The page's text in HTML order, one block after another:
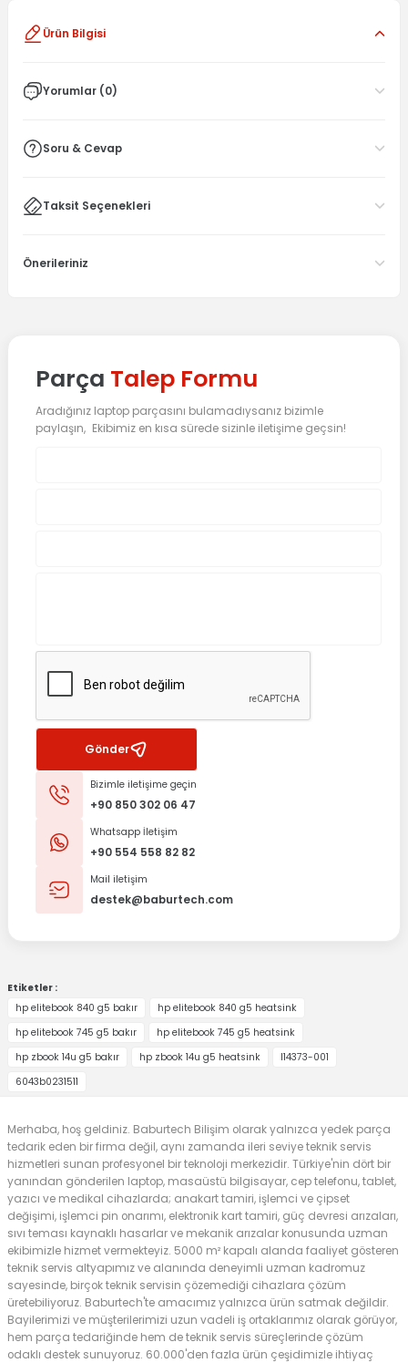
Ürün Bilgisi
Yorumlar (0)
Soru & Cevap
Taksit Seçenekleri
Önerileriniz
Parça Talep Formu
Aradığınız laptop parçasını bulamadıysanız bizimle
paylaşın, Ekibimiz en kısa sürede sizinle iletişime geçsin!
Gönder
Bizimle iletişime geçin
+90 850 302 06 47
Whatsapp İletişim
+90 554 558 82 82
Mail iletişim
destek@baburtech.com
Etiketler :
hp elitebook 840 g5 bakır
hp elitebook 840 g5 heatsink
hp elitebook 745 g5 bakır
hp elitebook 745 g5 heatsink
hp zbook 14u g5 bakır
hp zbook 14u g5 heatsink
l14373-001
6043b0231511
Merhaba, hoş geldiniz. Baburtech Bilişim olarak yalnızca yedek parça
tedarik eden bir firma değil, aynı zamanda ileri seviye teknik servis
hizmetleri sunan profesyonel bir teknoloji merkezidir. Türkiye'nin dört bir
yanından gönderilen laptop, masaüstü bilgisayar, cep telefonu, tablet,
yazıcı ve medikal cihazlarda; anakart tamiri, işlemci ve çipset
değişimi, işlemci pin onarımı, elektronik kart tamiri, güç devresi arızaları,
sıvı teması kaynaklı hasarlar ve mekanik arızalar konusunda uzman
ekibimizle hizmet vermekteyiz. 5000 m² kapalı alanda faaliyet gösteren
teknik servis altyapımız ve alanında deneyimli uzman kadromuz
sayesinde, birçok teknik servisin çözemediği cihazlara çözüm
üretebiliyoruz. Baburtech'te amacımız yalnızca ürün satmak değildir.
Bayilerimizi ve müşterilerimizi uzun vadeli iş ortaklarımız olarak görüyor,
hem parça tedariğinde hem de teknik servis süreçlerinde çözüm
odaklı destek sunuyoruz. 60.000'den fazla ürün çeşidimizle ihtiyaç